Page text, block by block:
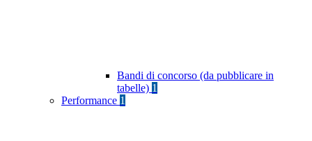
Bandi di concorso (da pubblicare in
tabelle) 1
Performance 1